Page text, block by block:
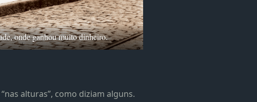
onde ganhou muito dinheiro.
alturas”, como diziam alguns.